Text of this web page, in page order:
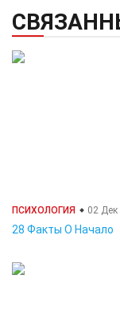
ПСИХОЛОГИЯ 02 Дек
28 Факты О Начало